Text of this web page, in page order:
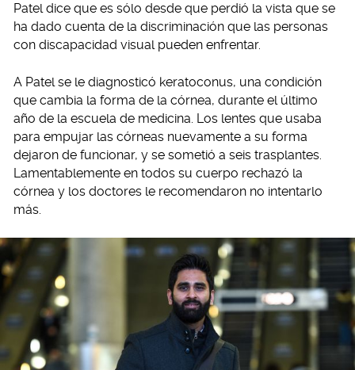
Patel dice que es sólo desde que perdió la vista que se
ha dado cuenta de la discriminación que las personas
con discapacidad visual pueden enfrentar.
A Patel se le diagnosticó keratoconus, una condición
que cambia la forma de la córnea, durante el último
año de la escuela de medicina. Los lentes que usaba
para empujar las córneas nuevamente a su forma
dejaron de funcionar, y se sometió a seis trasplantes.
Lamentablemente en todos su cuerpo rechazó la
córnea y los doctores le recomendaron no intentarlo
más.